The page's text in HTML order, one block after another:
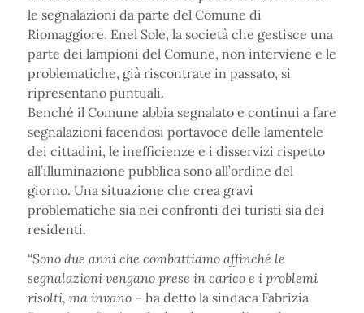
le segnalazioni da parte del Comune di
Riomaggiore, Enel Sole, la società che gestisce una
parte dei lampioni del Comune, non interviene e le
problematiche, già riscontrate in passato, si
ripresentano puntuali.
Benché il Comune abbia segnalato e continui a fare
segnalazioni facendosi portavoce delle lamentele
dei cittadini, le inefficienze e i disservizi rispetto
all’illuminazione pubblica sono all’ordine del
giorno. Una situazione che crea gravi
problematiche sia nei confronti dei turisti sia dei
residenti.
“Sono due anni che combattiamo affinché le
segnalazioni vengano prese in carico e i problemi
risolti, ma invano – ha detto la sindaca Fabrizia